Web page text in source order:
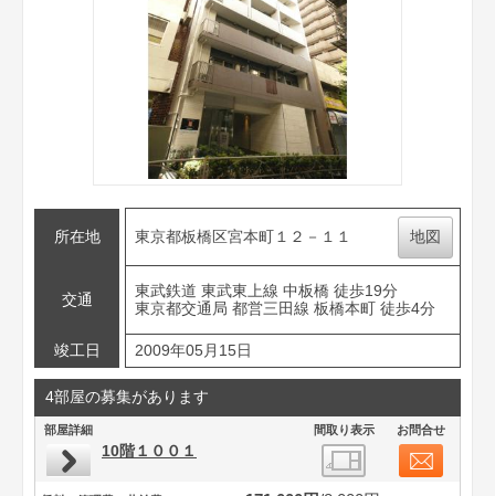
所在地 東京都板橋区宮本町１２－１１ 地図
交通
東武鉄道 東武東上線 中板橋 徒歩19分
東京都交通局 都営三田線 板橋本町 徒歩4分
竣工日 2009年05月15日
4部屋の募集があります
部屋詳細 間取り表示 お問合せ
10階１００１